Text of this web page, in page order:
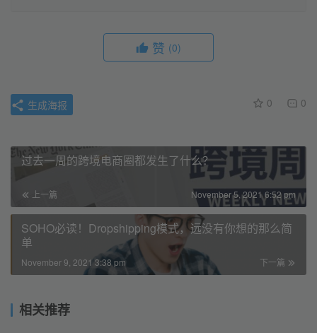
赞 (0)
0 0
生成海报
过去一周的跨境电商圈都发生了什么？
上一篇 November 5, 2021 6:52 pm
SOHO必读！Dropshipping模式，远没有你想的那么简
单
下一篇
November 9, 2021 3:38 pm
相关推荐